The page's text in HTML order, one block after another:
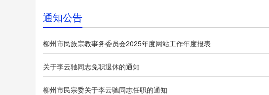
通知公告
柳州市民族宗教事务委员会2025年度网站工作年度报表
关于李云驰同志免职退休的通知
柳州市民宗委关于李云驰同志任职的通知